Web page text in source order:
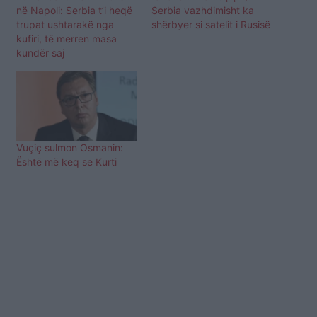
në Napoli: Serbia t’i heqë
trupat ushtarakë nga
kufiri, të merren masa
kundër saj
Serbia vazhdimisht ka
shërbyer si satelit i Rusisë
Vuçiç sulmon Osmanin:
Është më keq se Kurti